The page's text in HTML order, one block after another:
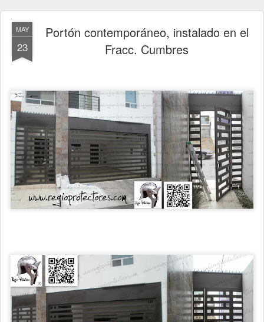
MAY
23
Portón contemporáneo, instalado en el
Fracc. Cumbres